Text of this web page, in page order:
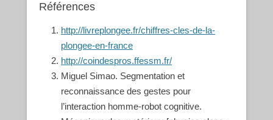
Références
http://livreplongee.fr/chiffres-cles-de-la-
plongee-en-france
http://coindespros.ffessm.fr/
Miguel Simao. Segmentation et
reconnaissance des gestes pour
l’interaction homme-robot cognitive.